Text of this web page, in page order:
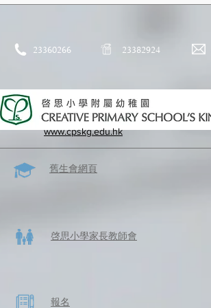
23360266 23382924
www.cpskg.edu.hk
​舊生會網頁
​啓思小學家長教師會
​報名